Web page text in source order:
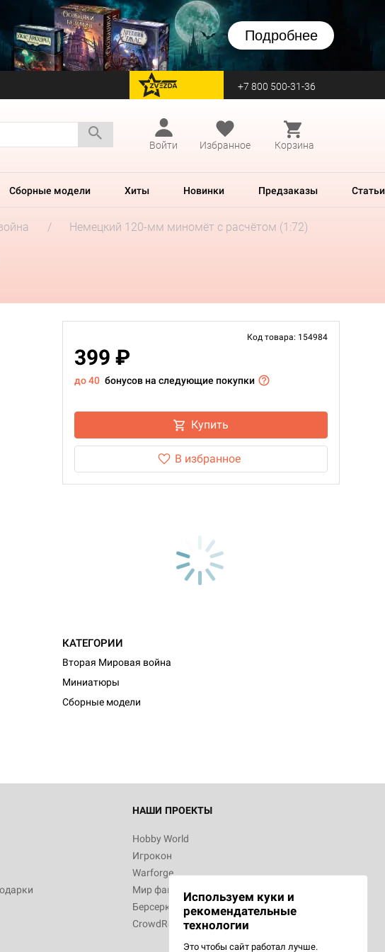
Подробнее
перейти на Zvezda +7 800 500-31-36
Войти
Избранное Корзина
Сборные модели Хиты Новинки Предзаказы Статьи
Немецкий 120-мм миномёт с расчётом (1:72)
Код товара: 154984
399 ₽
до 40 бонусов на следующие покупки
Купить
В избранное
КАТЕГОРИИ
Вторая Мировая война
Миниатюры
Сборные модели
НАШИ ПРОЕКТЫ
Hobby World
Игрокон
Warforge
Мир фантастики
Берсерк
CrowdRepublic
Используем куки и
рекомендательные
технологии
Это чтобы сайт работал лучше.
Hobby World Журнал
Спецвыпуск: Братья
тревога
Hobby World Сумерки
редакция: Грозовой